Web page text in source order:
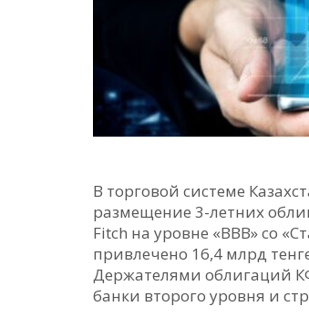
В торговой системе
размещение 3-летних
Fitch на уровне «ВВB» со
привлечено 16,4 млрд
Держателями облигаций
банки второго уровня и